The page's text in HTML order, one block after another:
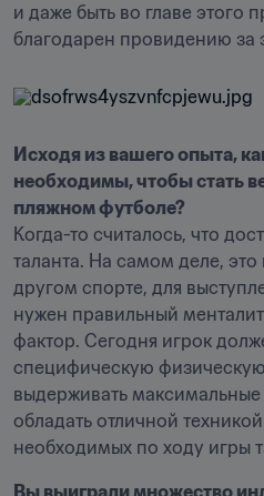
и даже быть во главе этого
благодарен провидению за
Исходя из вашего опыта,
необходимы, чтобы стать
пляжном футболе?
Когда-то считалось, что
таланта. На самом деле,
другом спорте, для
нужен правильный
фактор. Сегодня игрок
специфическую
выдерживать
обладать отличной
необходимых по ходу игры
Вы выиграли множество